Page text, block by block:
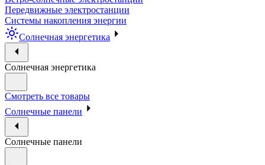
Передвижные электростанции
Системы накопления энергии
Солнечная энергетика
Солнечная энергетика
Смотреть все товары
Солнечные панели
Солнечные панели